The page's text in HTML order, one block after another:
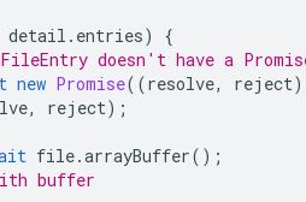
detail . entries)
{
doesn't have a
new Promise((resolve, reject)
, reject);
file.arrayBuffer();
buffer